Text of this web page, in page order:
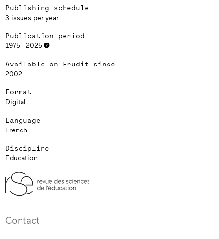
Publishing schedule
3 issues per year
Publication period
1975 - 2025
Available on Érudit since
2002
Format
Digital
Language
French
Discipline
Education
Contact